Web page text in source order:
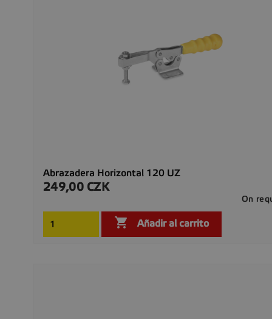
Abrazadera Horizontal 120 UZ
Precio
249,00 CZK
On
 Añadir al carrito